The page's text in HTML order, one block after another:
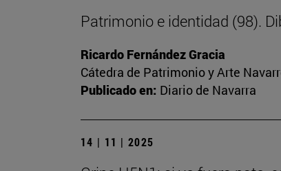
Patrimonio e identidad (98).
Ricardo Fernández Gracia
Cátedra de Patrimonio y Arte
Publicado en: Diario de Navarra
14 | 11 | 2025